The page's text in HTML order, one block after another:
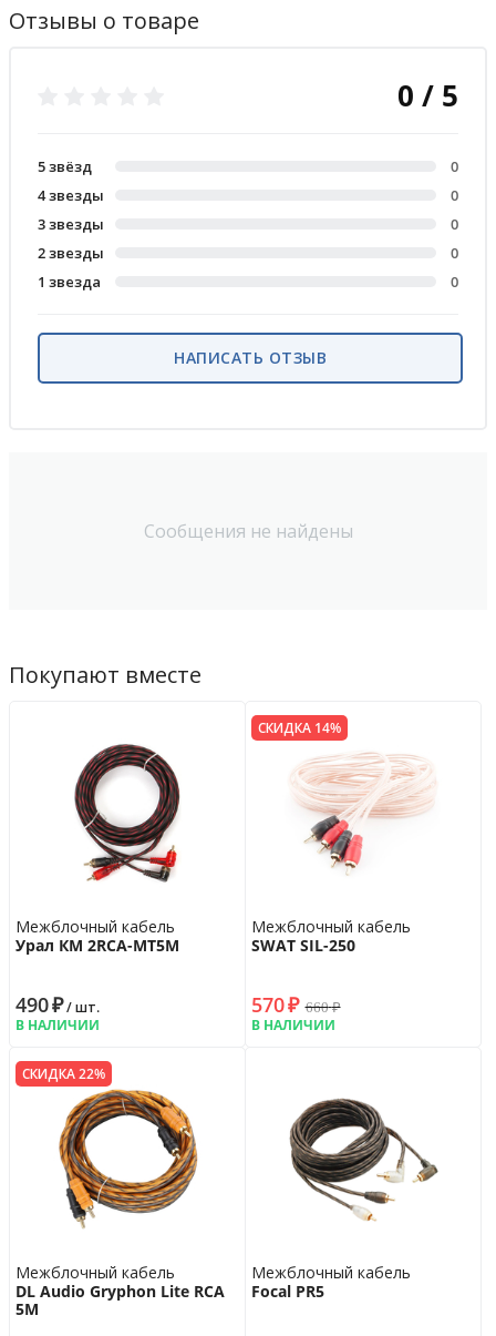
Отзывы о товаре
Сообщения не найдены
0 / 5
5 звёзд
0
4 звезды
0
3 звезды
0
2 звезды
0
1 звезда
0
НАПИСАТЬ ОТЗЫВ
Покупают вместе
Межблочный кабель
Урал КМ 2RCA-МТ5М
490₽/ шт.
В НАЛИЧИИ
СКИДКА 14%
Межблочный кабель
SWAT SIL-250
570₽ 660₽
В НАЛИЧИИ
СКИДКА 22%
Межблочный кабель
DL Audio Gryphon Lite RCA
5M
Межблочный кабель
Focal PR5